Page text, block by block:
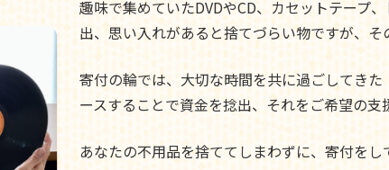
趣味で集めていたDVDやCD、カセットテープ
出、思い入れがあると捨てづらい物ですが、そ
寄付の輪では、大切な時間を共に過ごしてき
ースすることで資金を捻出、それをご希望の支
あなたの不用品を捨ててしまわずに、寄付を